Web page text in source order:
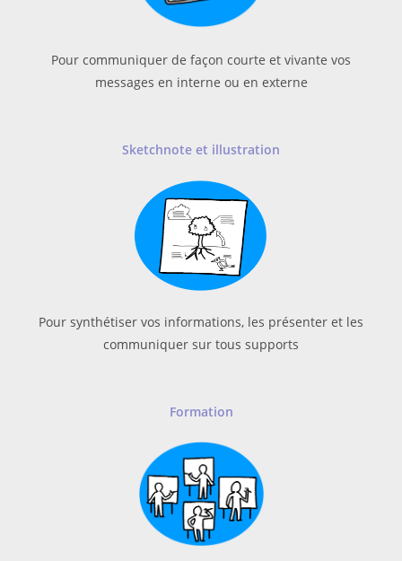
Pour communiquer de façon courte et vivante vos
messages en interne ou en externe
Sketchnote et illustration
Pour synthétiser vos informations, les présenter et les
communiquer sur tous supports
Formation